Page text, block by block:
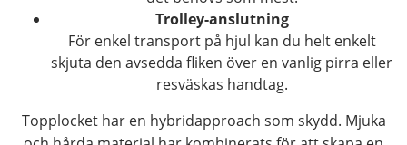
Trolley-anslutning
För enkel transport på hjul kan du helt enkelt
skjuta den avsedda fliken över en vanlig pirra eller
resväskas handtag.
Topplocket har en hybridapproach som skydd. Mjuka